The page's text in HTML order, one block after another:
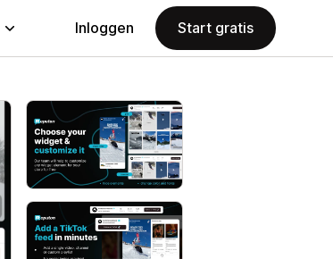
Inloggen Start gratis